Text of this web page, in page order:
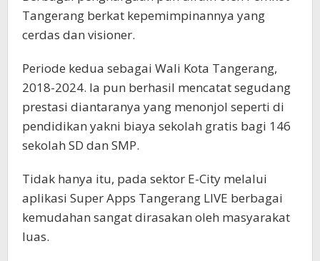
Tangerang berkat kepemimpinannya yang
cerdas dan visioner.
Periode kedua sebagai Wali Kota Tangerang,
2018-2024. Ia pun berhasil mencatat segudang
prestasi diantaranya yang menonjol seperti di
pendidikan yakni biaya sekolah gratis bagi 146
sekolah SD dan SMP.
Tidak hanya itu, pada sektor E-City melalui
aplikasi Super Apps Tangerang LIVE berbagai
kemudahan sangat dirasakan oleh masyarakat
luas.